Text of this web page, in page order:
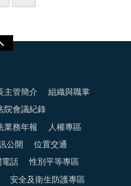
主管簡介 組織與職掌
院會議紀錄
業務年報 人權專區
公開 位置交通
電話 性別平等專區
安全及衛生防護專區